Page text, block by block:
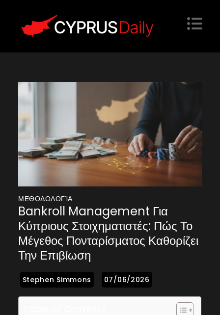
content
Cyprus Daily
ΜΕΘΟΔΟΛΟΓΊΑ
Bankroll Management Για
Κύπριους Στοιχηματιστές: Πώς Το
Μέγεθος Πονταρίσματος Καθορίζει
Την Επιβίωση